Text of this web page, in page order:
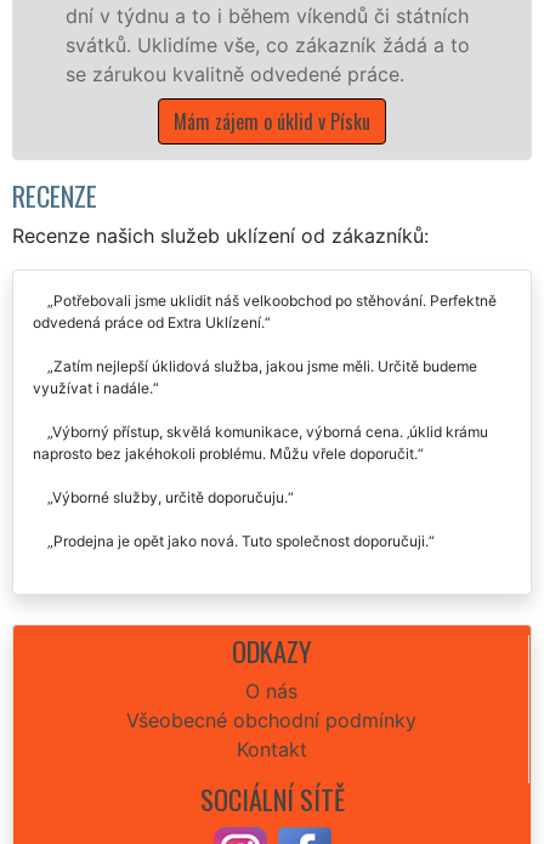
a to i během víkendů či státních
vše, co zákazník žádá a to
kvalitně odvedené práce.
Mám zájem o úklid v Písku
státní
RECENZE
Recenze našich služeb uklízení od zákazníků:
Potřebovali jsme uklidit náš velkoobchod po stěhování. Perfektně
odvedená práce od Extra Uklízení.
Zatím nejlepší úklidová služba, jakou jsme měli. Určitě budeme
využívat i nadále.
Výborný přístup, skvělá komunikace, výborná cena. ‚úklid krámu
naprosto bez jakéhokoli problému. Můžu vřele doporučit.
Výborné služby, určitě doporučuju.
Prodejna je opět jako nová. Tuto společnost doporučuji.
ODKAZY
O nás
Všeobecné obchodní podmínky
Kontakt
SOCIÁLNÍ SÍTĚ